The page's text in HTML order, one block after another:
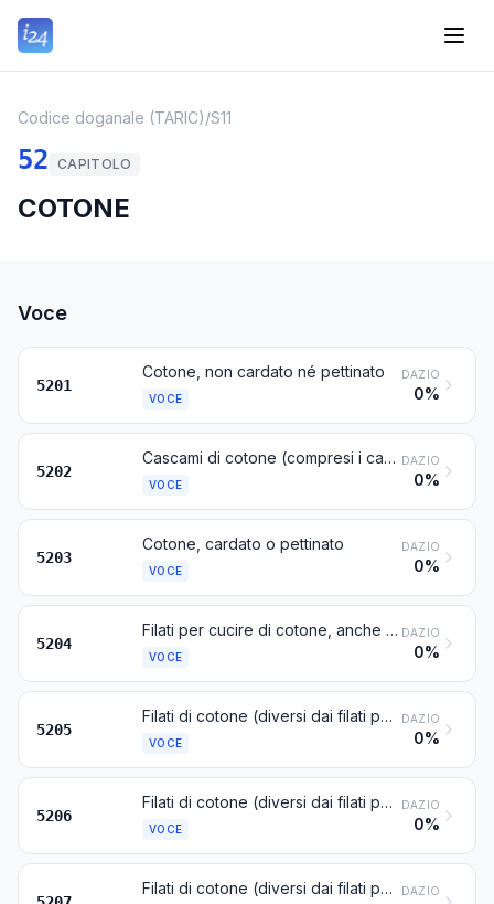
Codice doganale (TARIC)/S11
52 CAPITOLO
COTONE
Voce
5201
Cotone, non cardato né pettinato
VOCE
DAZIO
0%
5202
Cascami di cotone (compresi i cascami di filati e gli sfilacciati)
VOCE
DAZIO
0%
5203
Cotone, cardato o pettinato
VOCE
DAZIO
0%
5204
Filati per cucire di cotone, anche condizionati per la vendita al minuto
VOCE
DAZIO
0%
5205
Filati di cotone (diversi dai filati per cucire), contenenti almeno 85 %, in peso, di cotone, non condizionati per la vendita al minuto
VOCE
DAZIO
0%
5206
Filati di cotone (diversi dai filati per cucire), contenenti meno di 85 %, in peso, di cotone, non condizionati per la vendita al minuto
VOCE
DAZIO
0%
Filati di cotone (diversi dai filati per cucire), condizionati per la vendita al minuto DAZIO